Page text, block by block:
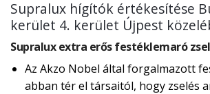
Supralux hígítók értékesítése
kerület 4. kerület Újpest
Supralux extra erős festéklemaró
Az Akzo Nobel által forgalmazott
abban tér el társaitól, hogy zselés